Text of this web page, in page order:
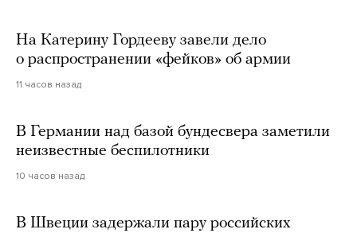
На Катерину Гордееву завели дело
о распространении «фейков» об армии
11 часов назад
В Германии над базой бундесвера заметили
неизвестные беспилотники
10 часов назад
В Швеции задержали пару российских